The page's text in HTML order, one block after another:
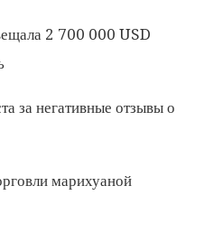
2 700 000 USD
за негативные отзывы о
марихуаной